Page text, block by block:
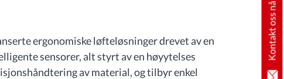
ergonomiske løfteløsninger drevet av en
sensorer, alt styrt av en høyytelses
av material, og tilbyr enkel
Kontakt oss nå